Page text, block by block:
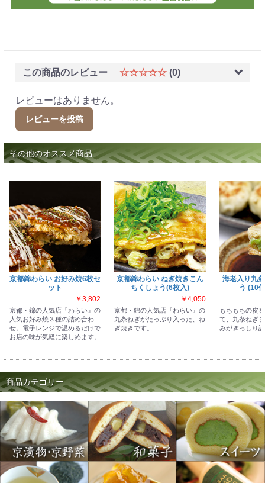
この商品のレビュー ☆☆☆☆☆ (0)
レビューはありません。
レビューを投稿
その他のオススメ商品
京都錦わらい お好み焼6枚セ
ット
￥3,802
京都・錦の人気店『わらい』の
人気お好み焼３種の詰め合わ
せ。電子レンジで温めるだけで
お店の味が気軽に楽しめます。
京都錦わらい ねぎ焼きこん
ちくしょう(6枚入)
￥4,050
京都・錦の人気店『わらい』の
九条ねぎがたっぷり入った、ね
ぎ焼きです。
海老入り九
う (10
もちもちの皮
て、九条ねぎ
みがぎっしり
商品カテゴリー